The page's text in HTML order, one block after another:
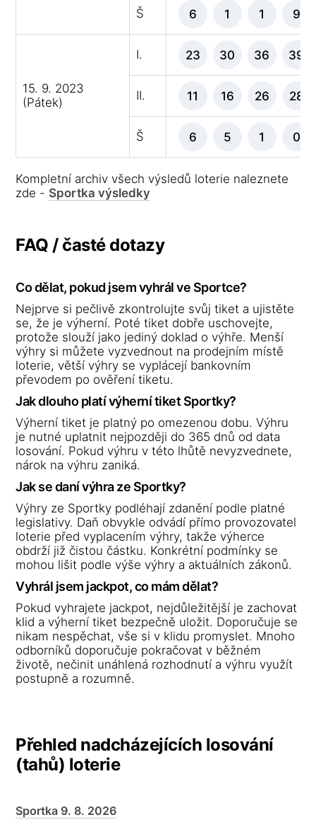
Š 6 1 1 9
15. 9. 2023
(Pátek)
I. 23 30 36 39
II. 11 16 26 28
Š 6 5 1 0
Kompletní archiv všech výsledů loterie naleznete
zde - Sportka výsledky
FAQ / časté dotazy
Co dělat, pokud jsem vyhrál ve Sportce?
Nejprve si pečlivě zkontrolujte svůj tiket a ujistěte
se, že je výherní. Poté tiket dobře uschovejte,
protože slouží jako jediný doklad o výhře. Menší
výhry si můžete vyzvednout na prodejním místě
loterie, větší výhry se vyplácejí bankovním
převodem po ověření tiketu.
Jak dlouho platí výherní tiket Sportky?
Výherní tiket je platný po omezenou dobu. Výhru
je nutné uplatnit nejpozději do 365 dnů od data
losování. Pokud výhru v této lhůtě nevyzvednete,
nárok na výhru zaniká.
Jak se daní výhra ze Sportky?
Výhry ze Sportky podléhají zdanění podle platné
legislativy. Daň obvykle odvádí přímo provozovatel
loterie před vyplacením výhry, takže výherce
obdrží již čistou částku. Konkrétní podmínky se
mohou lišit podle výše výhry a aktuálních zákonů.
Vyhrál jsem jackpot, co mám dělat?
Pokud vyhrajete jackpot, nejdůležitější je zachovat
klid a výherní tiket bezpečně uložit. Doporučuje se
nikam nespěchat, vše si v klidu promyslet. Mnoho
odborníků doporučuje pokračovat v běžném
životě, nečinit unáhlená rozhodnutí a výhru využít
postupně a rozumně.
Přehled nadcházejících losování
(tahů) loterie
Sportka 9. 8. 2026